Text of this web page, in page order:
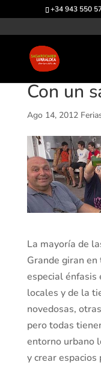
+34 943 550
Con un
Ago 14, 2012
La mayoría de
Grande giran
especial énfasis
locales y de la
novedosas,
pero todas
entorno urbano
y crear